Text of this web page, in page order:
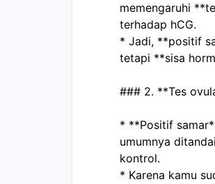
memengaruhi
terhadap hCG.
* Jadi, **positif
tetapi **sisa
### 2. **Tes
* **Positif
umumnya
kontrol.
* Karena kamu